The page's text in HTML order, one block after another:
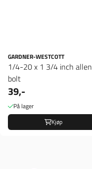
GARDNER-WESTCOTT
1/4-20 x 1 3/4 inch allen
bolt
39,-
På lager
Kjøp